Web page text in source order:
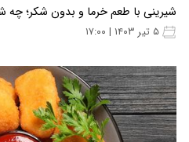
شیرینی با طعم خرما و بدون شکر؛ چه